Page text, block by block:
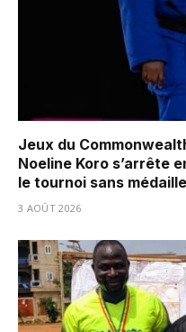
Jeux du
Noeline Koro s’arrête
le tournoi sans médaille
3 AOÛT 2026